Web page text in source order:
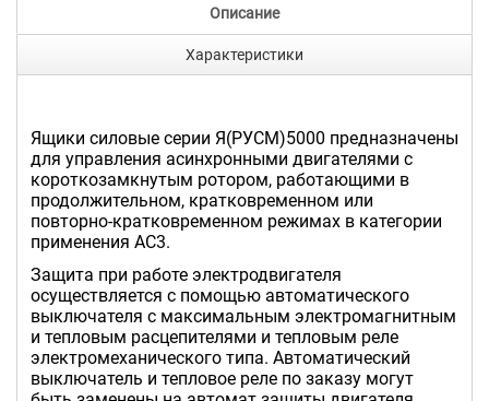
Описание
Характеристики
Ящики силовые серии Я(РУСМ)5000 предназначены
для управления асинхронными двигателями с
короткозамкнутым ротором, работающими в
продолжительном, кратковременном или
повторно-кратковременном режимах в категории
применения АС3.
Защита при работе электродвигателя
осуществляется с помощью автоматического
выключателя с максимальным электромагнитным
и тепловым расцепителями и тепловым реле
электромеханического типа. Автоматический
выключатель и тепловое реле по заказу могут